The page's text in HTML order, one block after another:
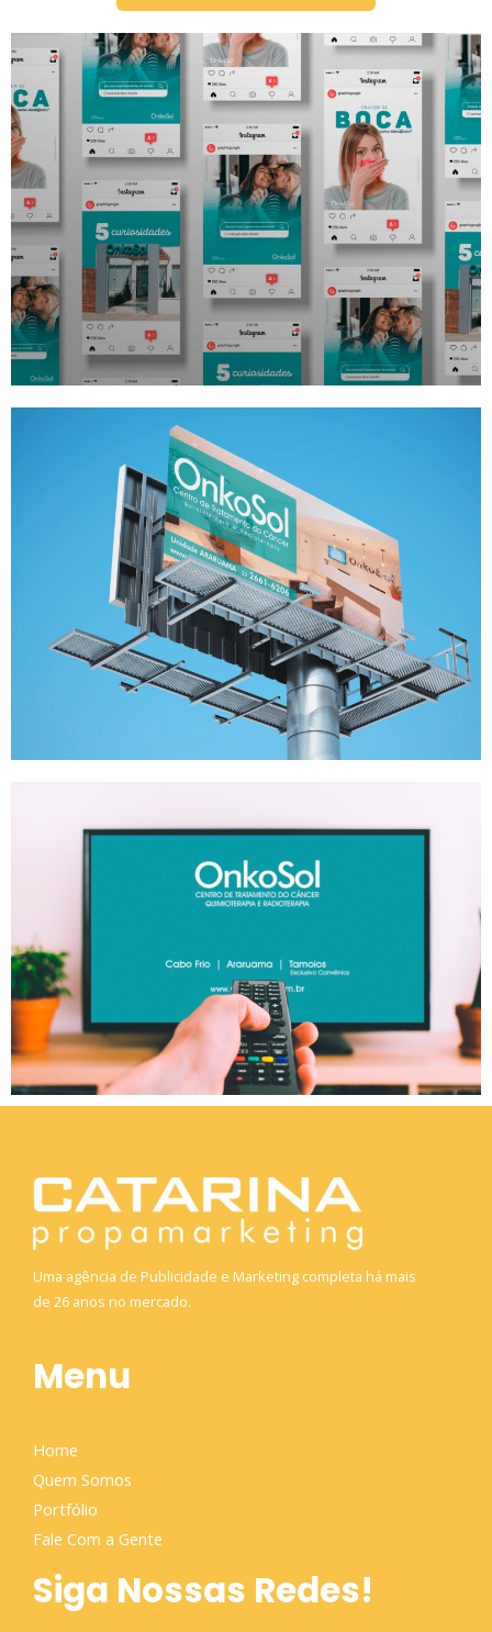
Uma agência de Publicidade e Marketing completa há mais
de 26 anos no mercado.
Menu
Home
Quem Somos
Portfólio
Fale Com a Gente
Siga Nossas Redes!